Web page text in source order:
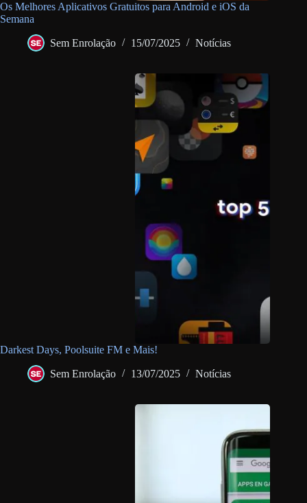
Os Melhores Aplicativos Gratuitos para Android e iOS da
Semana
Sem Enrolação 15/07/2025 Notícias
Darkest Days, Poolsuite FM e Mais!
Sem Enrolação 13/07/2025 Notícias